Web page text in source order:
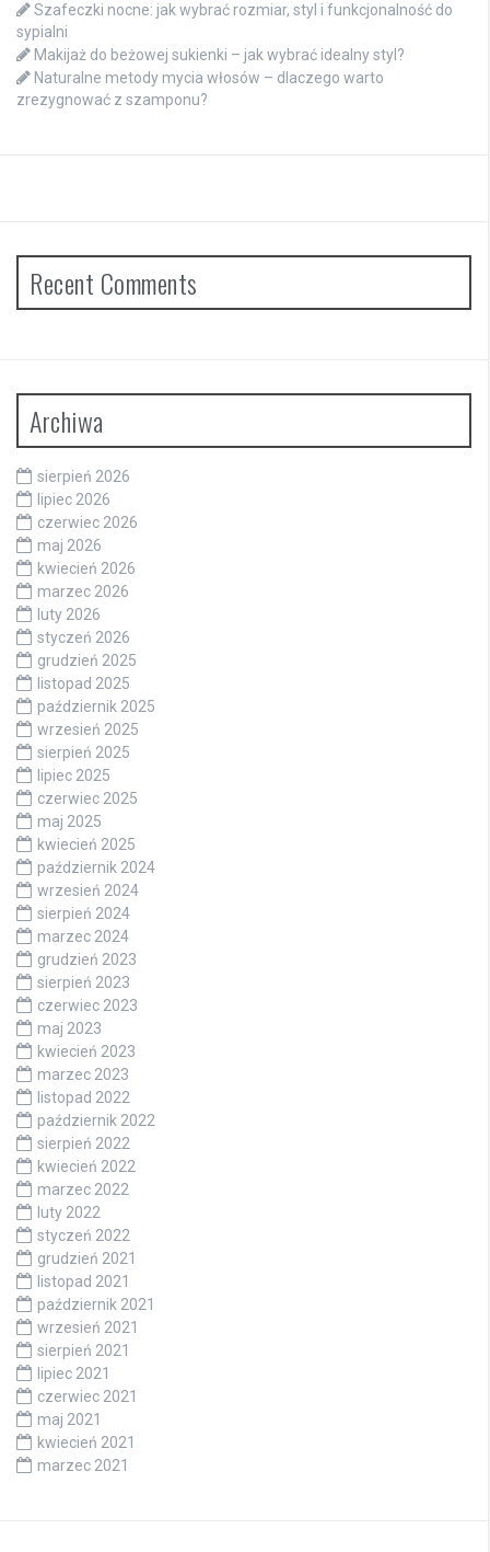
Szafeczki nocne: jak wybrać rozmiar, styl i funkcjonalność do
sypialni
Makijaż do beżowej sukienki – jak wybrać idealny styl?
Naturalne metody mycia włosów – dlaczego warto
zrezygnować z szamponu?
Recent Comments
Archiwa
sierpień 2026
lipiec 2026
czerwiec 2026
maj 2026
kwiecień 2026
marzec 2026
luty 2026
styczeń 2026
grudzień 2025
listopad 2025
październik 2025
wrzesień 2025
sierpień 2025
lipiec 2025
czerwiec 2025
maj 2025
kwiecień 2025
październik 2024
wrzesień 2024
sierpień 2024
marzec 2024
grudzień 2023
sierpień 2023
czerwiec 2023
maj 2023
kwiecień 2023
marzec 2023
listopad 2022
październik 2022
sierpień 2022
kwiecień 2022
marzec 2022
luty 2022
styczeń 2022
grudzień 2021
listopad 2021
październik 2021
wrzesień 2021
sierpień 2021
lipiec 2021
czerwiec 2021
maj 2021
kwiecień 2021
marzec 2021